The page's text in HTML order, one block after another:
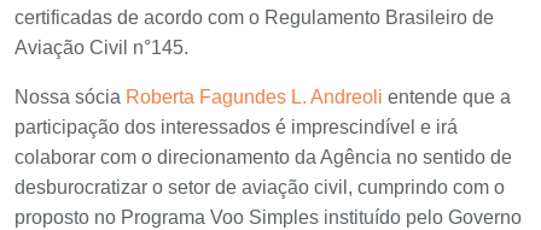
certificadas de acordo com o Regulamento Brasileiro de
Aviação Civil n°145.
Nossa sócia Roberta Fagundes L. Andreoli entende que a
participação dos interessados é imprescindível e irá
colaborar com o direcionamento da Agência no sentido de
desburocratizar o setor de aviação civil, cumprindo com o
proposto no Programa Voo Simples instituído pelo Governo